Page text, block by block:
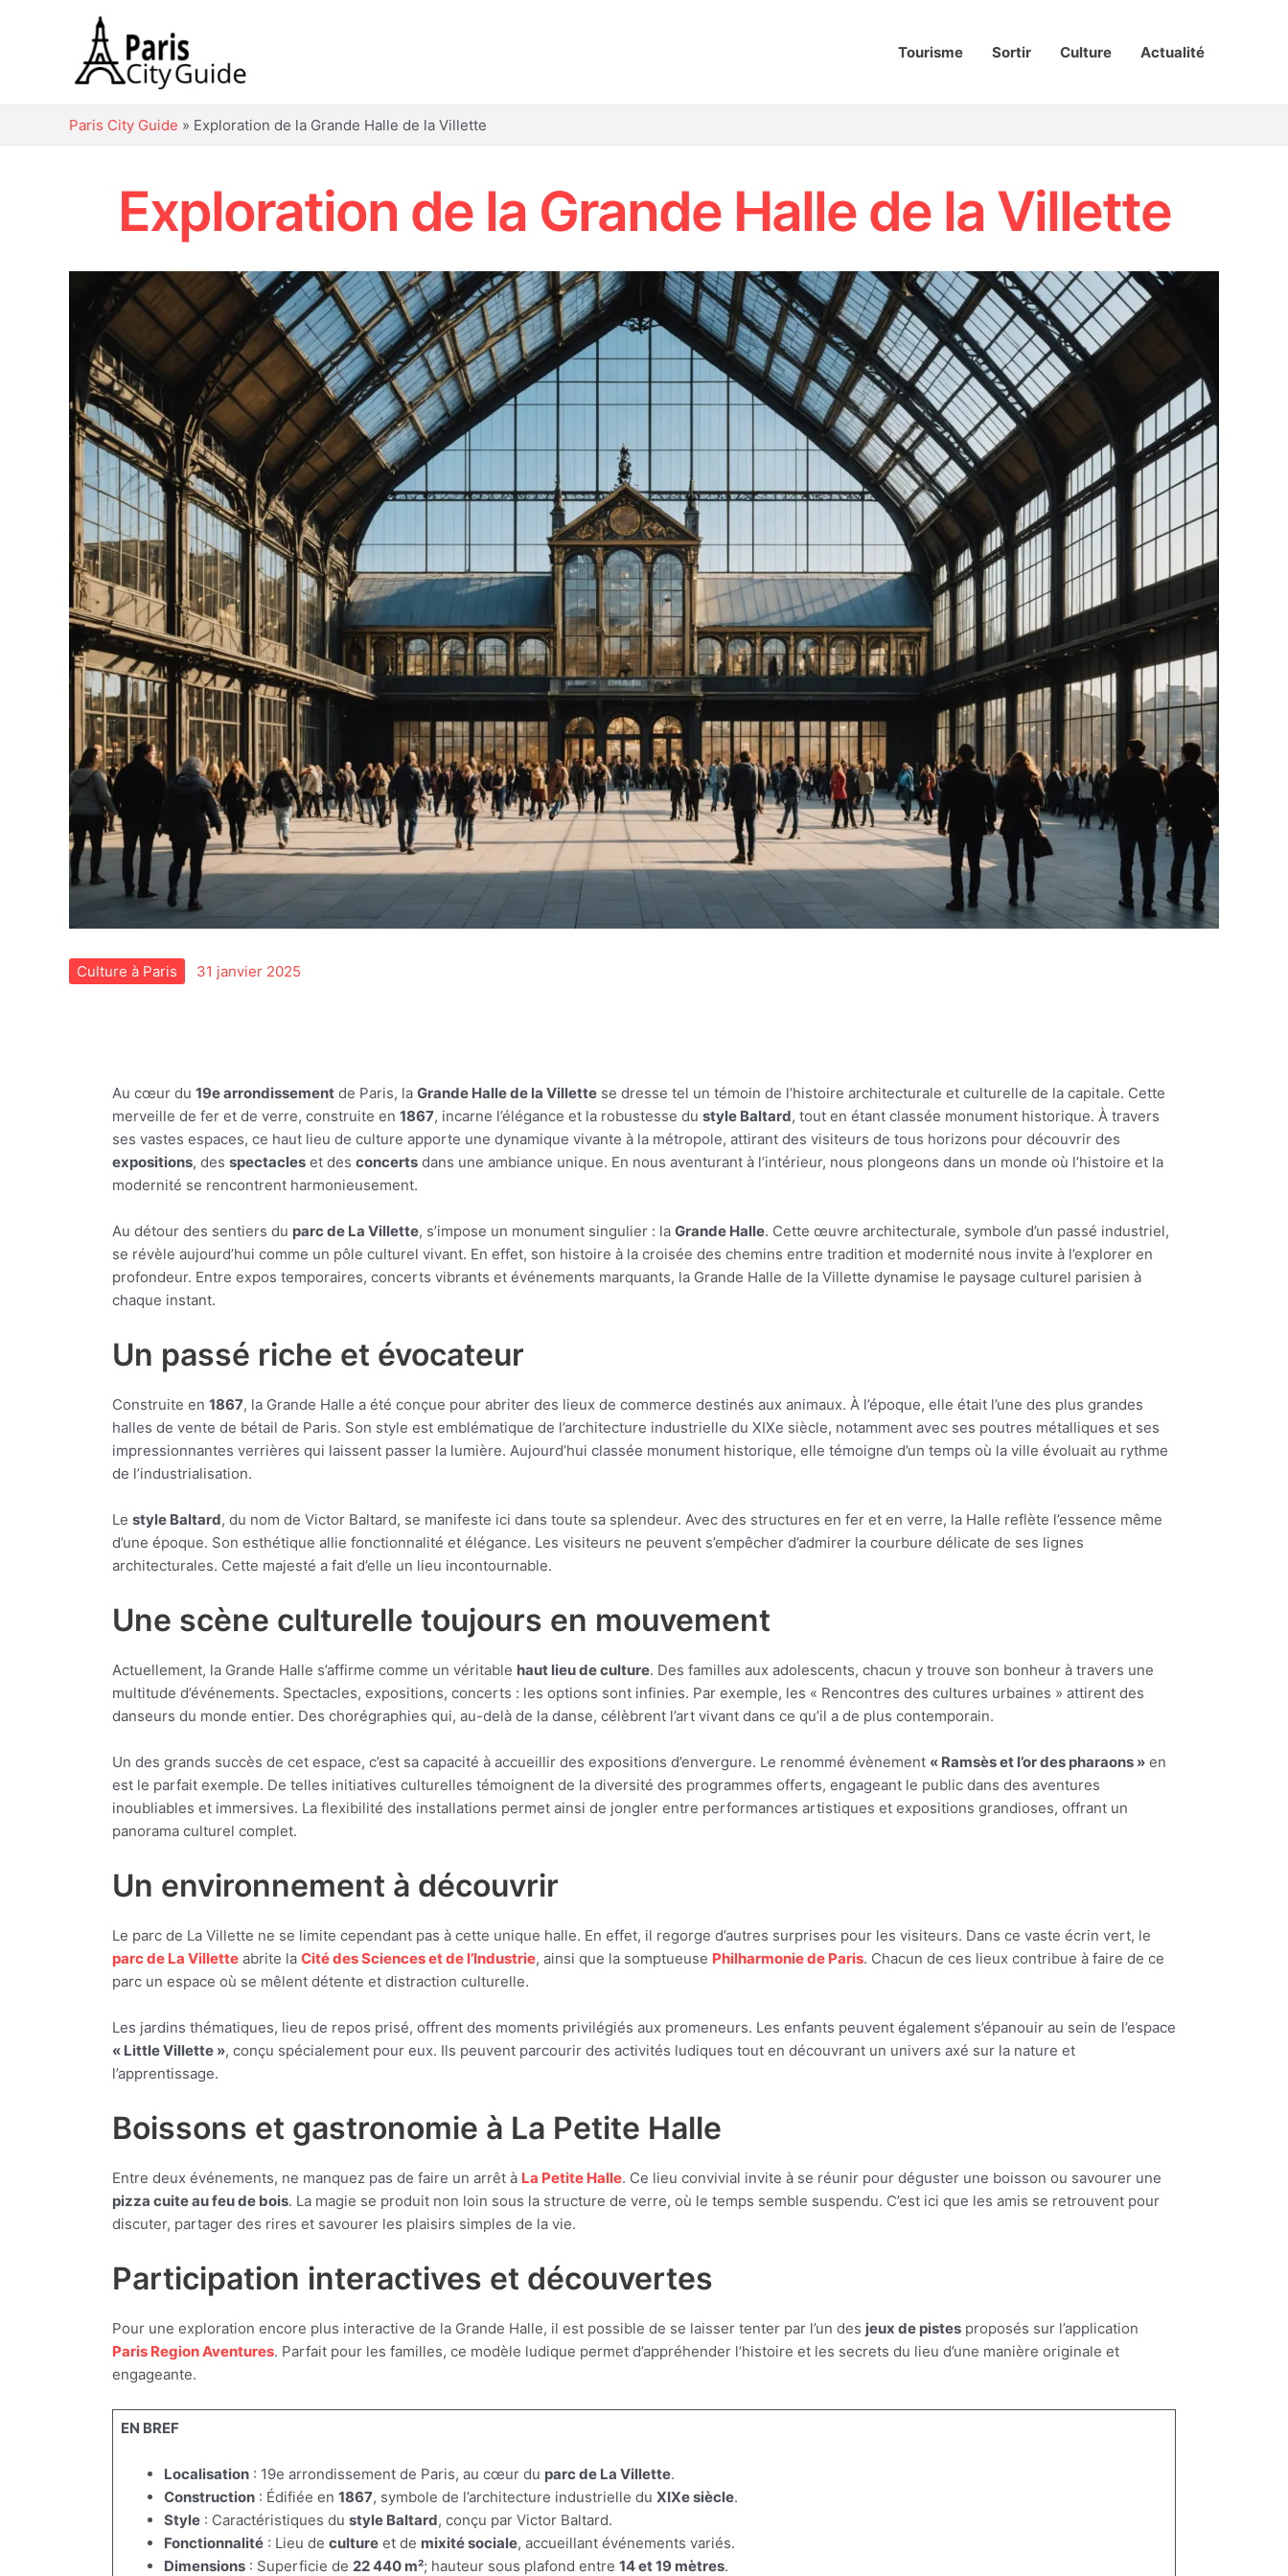
Tourisme Sortir Culture Actualité
Paris City Guide » Exploration de la Grande Halle de la Villette
Exploration de la Grande Halle de la Villette
Culture à Paris 31 janvier 2025
Au cœur du 19e arrondissement de Paris, la Grande Halle de la Villette se dresse tel un témoin de l’histoire architecturale et culturelle de la capitale. Cette
merveille de fer et de verre, construite en 1867, incarne l’élégance et la robustesse du style Baltard, tout en étant classée monument historique. À travers
ses vastes espaces, ce haut lieu de culture apporte une dynamique vivante à la métropole, attirant des visiteurs de tous horizons pour découvrir des
expositions, des spectacles et des concerts dans une ambiance unique. En nous aventurant à l’intérieur, nous plongeons dans un monde où l’histoire et la
modernité se rencontrent harmonieusement.
Au détour des sentiers du parc de La Villette, s’impose un monument singulier : la Grande Halle. Cette œuvre architecturale, symbole d’un passé industriel,
se révèle aujourd’hui comme un pôle culturel vivant. En effet, son histoire à la croisée des chemins entre tradition et modernité nous invite à l’explorer en
profondeur. Entre expos temporaires, concerts vibrants et événements marquants, la Grande Halle de la Villette dynamise le paysage culturel parisien à
chaque instant.
Un passé riche et évocateur
Construite en 1867, la Grande Halle a été conçue pour abriter des lieux de commerce destinés aux animaux. À l’époque, elle était l’une des plus grandes
halles de vente de bétail de Paris. Son style est emblématique de l’architecture industrielle du XIXe siècle, notamment avec ses poutres métalliques et ses
impressionnantes verrières qui laissent passer la lumière. Aujourd’hui classée monument historique, elle témoigne d’un temps où la ville évoluait au rythme
de l’industrialisation.
Le style Baltard, du nom de Victor Baltard, se manifeste ici dans toute sa splendeur. Avec des structures en fer et en verre, la Halle reflète l’essence même
d’une époque. Son esthétique allie fonctionnalité et élégance. Les visiteurs ne peuvent s’empêcher d’admirer la courbure délicate de ses lignes
architecturales. Cette majesté a fait d’elle un lieu incontournable.
Une scène culturelle toujours en mouvement
Actuellement, la Grande Halle s’affirme comme un véritable haut lieu de culture. Des familles aux adolescents, chacun y trouve son bonheur à travers une
multitude d’événements. Spectacles, expositions, concerts : les options sont infinies. Par exemple, les « Rencontres des cultures urbaines » attirent des
danseurs du monde entier. Des chorégraphies qui, au-delà de la danse, célèbrent l’art vivant dans ce qu’il a de plus contemporain.
Un des grands succès de cet espace, c’est sa capacité à accueillir des expositions d’envergure. Le renommé évènement « Ramsès et l’or des pharaons » en
est le parfait exemple. De telles initiatives culturelles témoignent de la diversité des programmes offerts, engageant le public dans des aventures
inoubliables et immersives. La flexibilité des installations permet ainsi de jongler entre performances artistiques et expositions grandioses, offrant un
panorama culturel complet.
Un environnement à découvrir
Le parc de La Villette ne se limite cependant pas à cette unique halle. En effet, il regorge d’autres surprises pour les visiteurs. Dans ce vaste écrin vert, le
parc de La Villette abrite la Cité des Sciences et de l’Industrie, ainsi que la somptueuse Philharmonie de Paris. Chacun de ces lieux contribue à faire de ce
parc un espace où se mêlent détente et distraction culturelle.
Les jardins thématiques, lieu de repos prisé, offrent des moments privilégiés aux promeneurs. Les enfants peuvent également s’épanouir au sein de l’espace
« Little Villette », conçu spécialement pour eux. Ils peuvent parcourir des activités ludiques tout en découvrant un univers axé sur la nature et
l’apprentissage.
Boissons et gastronomie à La Petite Halle
Entre deux événements, ne manquez pas de faire un arrêt à La Petite Halle. Ce lieu convivial invite à se réunir pour déguster une boisson ou savourer une
pizza cuite au feu de bois. La magie se produit non loin sous la structure de verre, où le temps semble suspendu. C’est ici que les amis se retrouvent pour
discuter, partager des rires et savourer les plaisirs simples de la vie.
Participation interactives et découvertes
Pour une exploration encore plus interactive de la Grande Halle, il est possible de se laisser tenter par l’un des jeux de pistes proposés sur l’application
Paris Region Aventures. Parfait pour les familles, ce modèle ludique permet d’appréhender l’histoire et les secrets du lieu d’une manière originale et
engageante.
EN BREF
Localisation: 19e arrondissement de Paris, au cœur du parc de La Villette.
Construction: Édifiée en 1867, symbole de l’architecture industrielle du XIXe siècle.
Style: Caractéristiques du style Baltard, conçu par Victor Baltard.
Fonctionnalité: Lieu de cultureet de mixité sociale, accueillant événements variés.
Dimensions: Superficie de 22 440 m²; hauteur sous plafond entre 14 et 19 mètres.